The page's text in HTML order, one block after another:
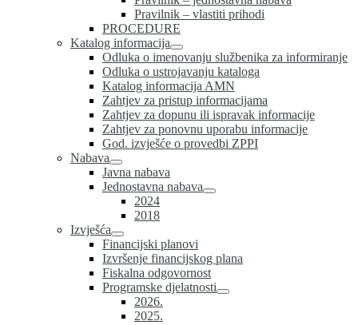
Pravilnik – vlastiti prihodi
PROCEDURE
Katalog informacija
Odluka o imenovanju službenika za informiranje
Odluka o ustrojavanju kataloga
Katalog informacija AMN
Zahtjev za pristup informacijama
Zahtjev za dopunu ili ispravak informacije
Zahtjev za ponovnu uporabu informacije
God. izvješće o provedbi ZPPI
Nabava
Javna nabava
Jednostavna nabava
2024
2018
Izvješća
Financijski planovi
Izvršenje financijskog plana
Fiskalna odgovornost
Programske djelatnosti
2026.
2025.